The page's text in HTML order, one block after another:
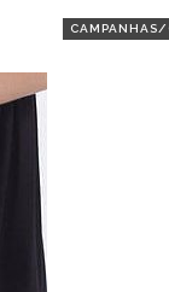
CAMPANHAS/